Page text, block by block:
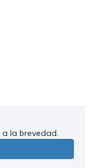
la brevedad.